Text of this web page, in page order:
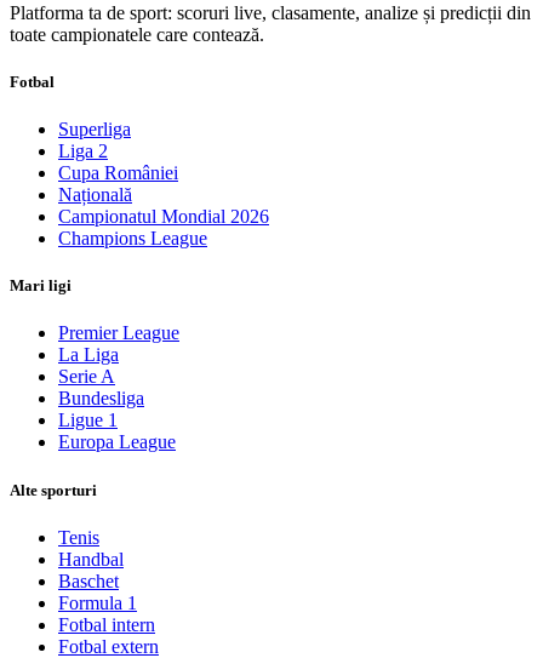
Platforma ta de sport: scoruri live, clasamente, analize și predicții din
toate campionatele care contează.
Fotbal
Superliga
Liga 2
Cupa României
Națională
Campionatul Mondial 2026
Champions League
Mari ligi
Premier League
La Liga
Serie A
Bundesliga
Ligue 1
Europa League
Alte sporturi
Tenis
Handbal
Baschet
Formula 1
Fotbal intern
Fotbal extern